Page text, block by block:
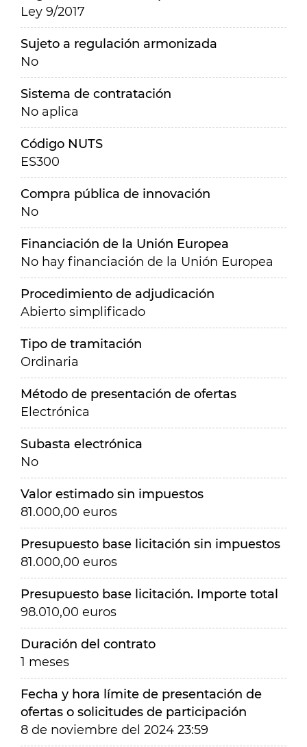
Ley 9/2017
Sujeto a regulación armonizada
No
Sistema de contratación
No aplica
Código NUTS
ES300
Compra pública de innovación
No
Financiación de la Unión Europea
No hay financiación de la Unión Europea
Procedimiento de adjudicación
Abierto simplificado
Tipo de tramitación
Ordinaria
Método de presentación de ofertas
Electrónica
Subasta electrónica
No
Valor estimado sin impuestos
81.000,00 euros
Presupuesto base licitación sin impuestos
81.000,00 euros
Presupuesto base licitación. Importe total
98.010,00 euros
Duración del contrato
1 meses
Fecha y hora límite de presentación de
ofertas o solicitudes de participación
8 de noviembre del 2024 23:59